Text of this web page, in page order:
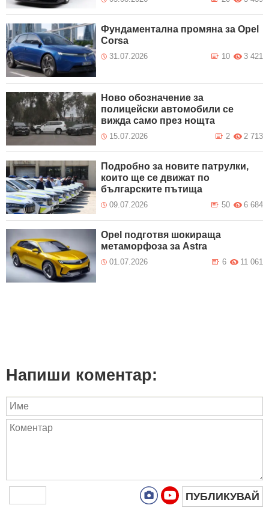
Фундаментална промяна за Opel
Corsa
31.07.2026 3 421
10
Ново обозначение за
полицейски автомобили се
вижда само през нощта
15.07.2026 2 713
2
Подробно за новите патрулки,
които ще се движат по
българските пътища
09.07.2026 6 684
50
Opel подготвя шокираща
метаморфоза за Astra
01.07.2026 11 061
6
Напиши коментар:
ПУБЛИКУВАЙ